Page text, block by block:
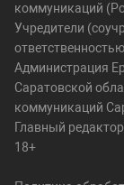
коммуникаций
Учредители
Администрация
Саратовской
коммуникаций
Главный
18+